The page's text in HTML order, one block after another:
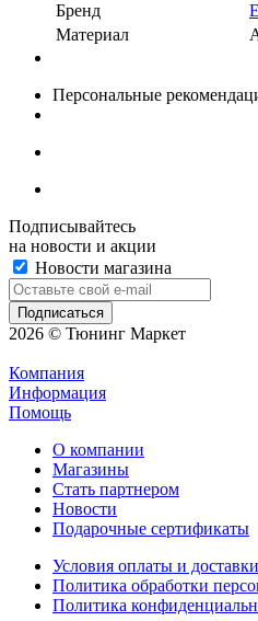
Бренд
Материал
Персональные
Подписывайтесь
на новости и акции
Новости магазина
2026 © Тюнинг Маркет
Компания
Информация
Помощь
О компании
Магазины
Стать партнером
Новости
Подарочные сертификаты
Условия оплаты и доставки
Политика обработки
Политика